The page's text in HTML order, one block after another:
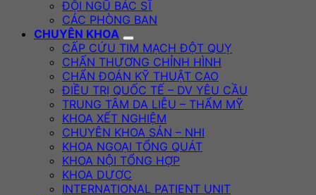
ĐỘI NGŨ BÁC SĨ
CÁC PHÒNG BAN
CHUYÊN KHOA
CẤP CỨU TIM MẠCH ĐỘT QUỴ
CHẤN THƯƠNG CHỈNH HÌNH
CHẨN ĐOÁN KỸ THUẬT CAO
ĐIỀU TRỊ QUỐC TẾ – DV YÊU CẦU
TRUNG TÂM DA LIỄU – THẨM MỸ
KHOA XẾT NGHIỆM
CHUYÊN KHOA SẢN – NHI
KHOA NGOẠI TỔNG QUÁT
KHOA NỘI TỔNG HỢP
KHOA DƯỢC
INTERNATIONAL PATIENT UNIT